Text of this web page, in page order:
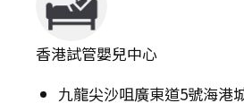
香港試管嬰兒中心
九龍尖沙咀廣東道5號海港